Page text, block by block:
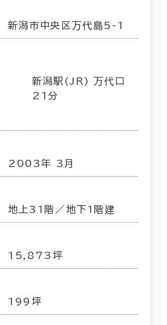
新潟市中央区万代島5-1
新潟駅(JR) 万代口
21分
2003年 3月
地上31階／地下1階建
15,873坪
199坪